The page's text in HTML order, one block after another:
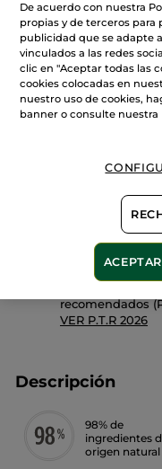
de
5
estrellas.
de
Bálsamo
Botánico
-
Pago Seguro
Satisfecho o
Las
recomendados
VER P.T.R 2026
Descripción
98% de
ingredientes
origen natural
De acuerdo con nuestra
propias y de terceros
publicidad que se adapte
vinculados a las redes
clic en "Aceptar todas las
cookies colocadas en
nuestro uso de cookies,
banner o consulte nuestra